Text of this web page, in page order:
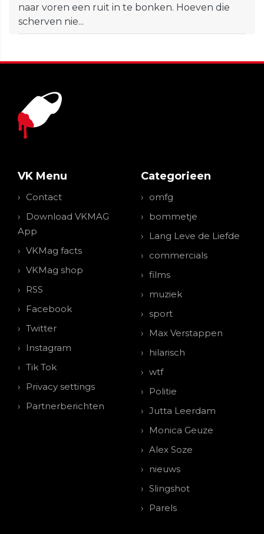
naar voren een ruit in te bonken. Hoeven die
scherven nie...
VK Menu
Contact
Download VKMAG
App
VKMag facts
VKMag shop
RSS
Facebook
Twitter
Instagram
Tik Tok
Privacy settings
Partnerberichten
Categorieen
omfg
bommetje
Lang Leve de Liefde
commercials
films
muziek
sport
Max Verstappen
hilarisch
wtf
Politie
Jutta Leerdam
Monica Geuze
Alex Soze
nieuws
Slingshot
Parels